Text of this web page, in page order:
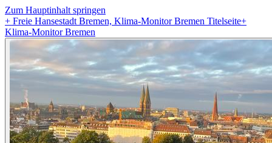
Zum Hauptinhalt springen
+ Freie Hansestadt Bremen, Klima-Monitor Bremen Titelseite+
Klima-Monitor Bremen